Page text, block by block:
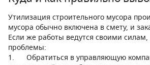
Утилизация строительного мусора
мусора обычно включена в смету, и
Если же работы ведутся своими
проблемы:
1. Обратиться в управляющую